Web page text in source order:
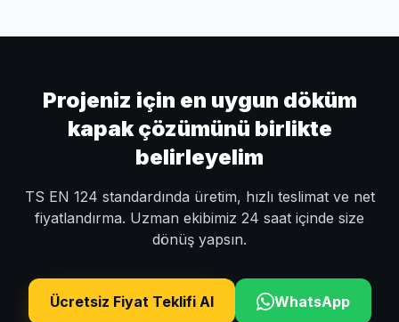
Projeniz için en uygun döküm
kapak çözümünü birlikte
belirleyelim
TS EN 124 standardında üretim, hızlı teslimat ve net
fiyatlandırma. Uzman ekibimiz 24 saat içinde size
dönüş yapsın.
Ücretsiz Fiyat Teklifi Al WhatsApp